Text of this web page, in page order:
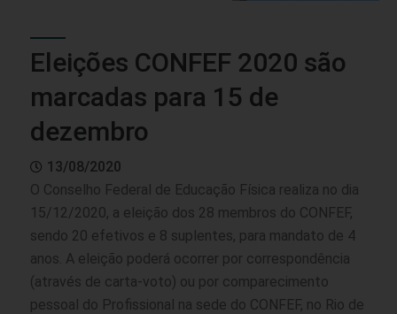
Eleições CONFEF 2020 são
marcadas para 15 de
dezembro
13/08/2020
O Conselho Federal de Educação Física realiza no dia
15/12/2020, a eleição dos 28 membros do CONFEF,
sendo 20 efetivos e 8 suplentes, para mandato de 4
anos. A eleição poderá ocorrer por correspondência
(através de carta-voto) ou por comparecimento
pessoal do Profissional na sede do CONFEF, no Rio de